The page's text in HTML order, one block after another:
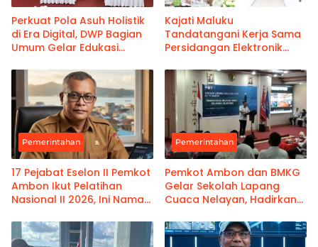
Perkuat Pola Asuh Holistik
di Era Digital, DWP Bagian
Umum Gelar Edukasi
Kajati Maluku
Tandatangani Kerja Sama
Persidangan Elektronik
Kanwil Pemasyarakatan
Maluku
Pemerintahan
17 Pejabat Eselon II Pemkot
Ambon Ikut Pelatihan
Nasional II 2026, Ini Nama-
Pemerintahan
Pemkot Ambon dan BMKG
Gelar Sekolah Lapang
Cuaca Nelayan, Hadirkan